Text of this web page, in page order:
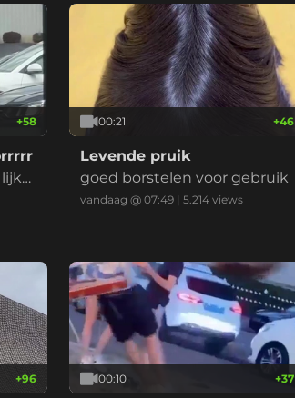
+58
l
00:21 +46
Levende pruik
goed borstelen voor gebruik
vandaag @ 07:49 |5.214 views
+96 00:10 +37